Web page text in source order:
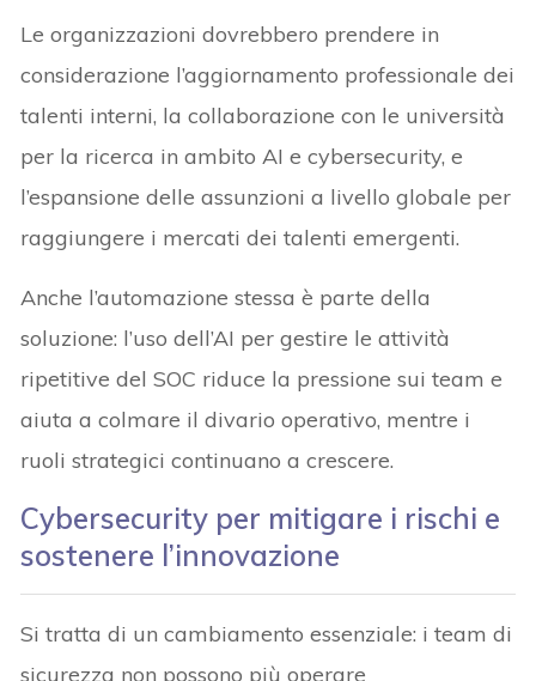
Le organizzazioni dovrebbero prendere in
considerazione l’aggiornamento professionale dei
talenti interni, la collaborazione con le università
per la ricerca in ambito AI e cybersecurity, e
l’espansione delle assunzioni a livello globale per
raggiungere i mercati dei talenti emergenti.
Anche l’automazione stessa è parte della
soluzione: l’uso dell’AI per gestire le attività
ripetitive del SOC riduce la pressione sui team e
aiuta a colmare il divario operativo, mentre i
ruoli strategici continuano a crescere.
Cybersecurity per mitigare i rischi e
sostenere l’innovazione
Si tratta di un cambiamento essenziale: i team di
sicurezza non possono più operare